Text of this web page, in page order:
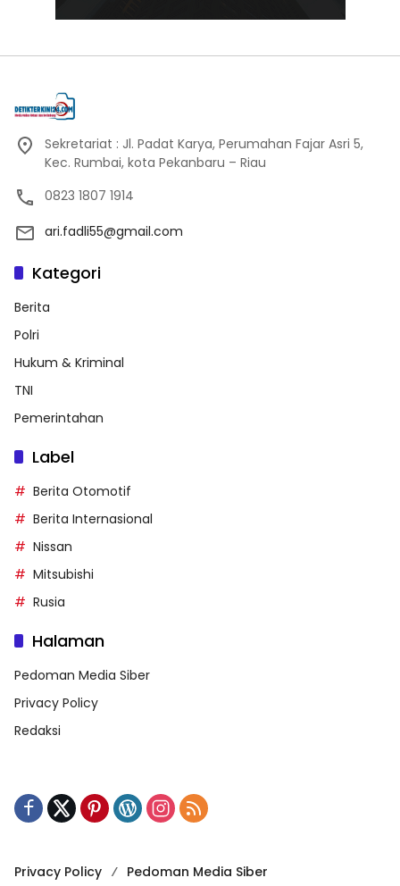
Sekretariat : Jl. Padat Karya, Perumahan Fajar Asri 5,
Kec. Rumbai, kota Pekanbaru – Riau
0823 1807 1914
ari.fadli55@gmail.com
Kategori
Berita
Polri
Hukum & Kriminal
TNI
Pemerintahan
Label
Berita Otomotif
Berita Internasional
Nissan
Mitsubishi
Rusia
Halaman
Pedoman Media Siber
Privacy Policy
Redaksi
Privacy Policy Pedoman Media Siber